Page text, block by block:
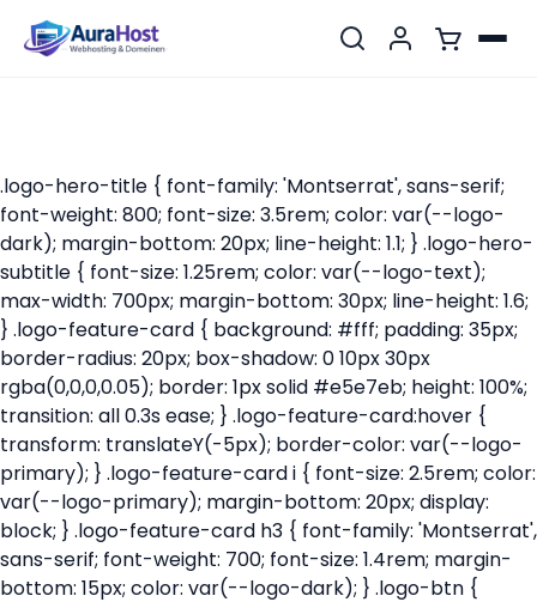
.logo-hero-title { font-family: 'Montserrat', sans-serif;
font-weight: 800; font-size: 3.5rem; color: var(--logo-
dark); margin-bottom: 20px; line-height: 1.1; } .logo-hero-
subtitle { font-size: 1.25rem; color: var(--logo-text);
max-width: 700px; margin-bottom: 30px; line-height: 1.6;
} .logo-feature-card { background: #fff; padding: 35px;
border-radius: 20px; box-shadow: 0 10px 30px
rgba(0,0,0,0.05); border: 1px solid #e5e7eb; height: 100%;
transition: all 0.3s ease; } .logo-feature-card:hover {
transform: translateY(-5px); border-color: var(--logo-
primary); } .logo-feature-card i { font-size: 2.5rem; color:
var(--logo-primary); margin-bottom: 20px; display:
block; } .logo-feature-card h3 { font-family: 'Montserrat',
sans-serif; font-weight: 700; font-size: 1.4rem; margin-
bottom: 15px; color: var(--logo-dark); } .logo-btn {